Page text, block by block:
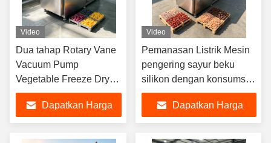
Video
Dua tahap Rotary Vane
Vacuum Pump
Vegetable Freeze Dryer
EXW Mode Operasi
Otomatis Dirancang
untuk Dehidrasi dan
Masa Pelapisan yang
Dapatkan Harga
Video
Pemanasan Listrik Mesin
pengering sayur beku
silikon dengan konsumsi
daya 10KwH dan ukuran
ruangan
180017001300mm untuk
pengeringan beku
Dapatkan Harga